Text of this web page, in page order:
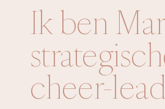
Ik ben
cheer-